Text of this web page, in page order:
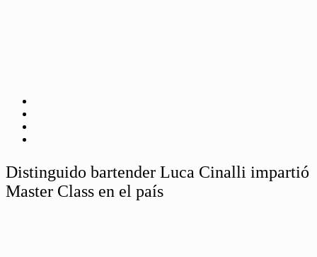
Distinguido bartender Luca Cinalli impartió
Master Class en el país